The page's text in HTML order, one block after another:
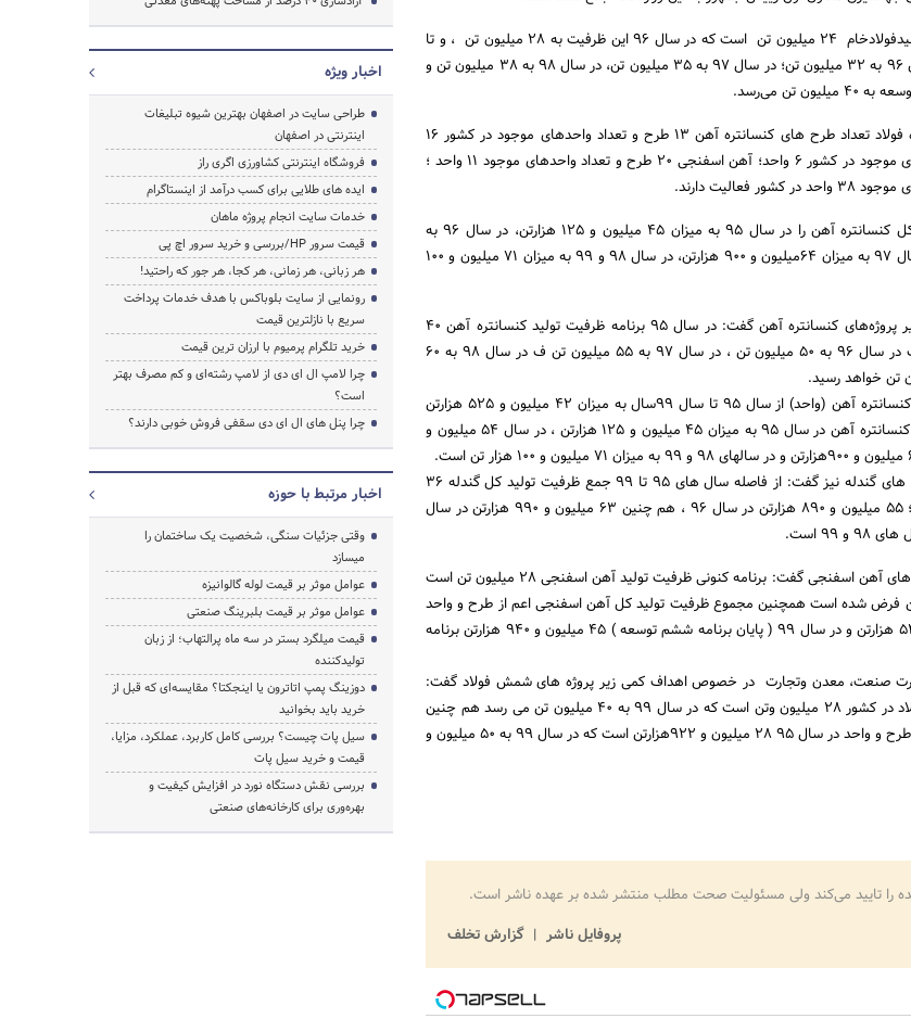
به گفته ایروانی، هم‌اکنون ظرفیت تولیدفولادخام 24 میلیون تن است که در سال 96 این ظرفیت به 28 میلیون تن ، و تا
آخر امسال به 28 میلیون تن؛ در سال 96 به 32 میلیون تن؛ در سال 97 به 35 میلیون تن، در سال 98 به 38 میلیون تن و
وی افزود: هم چنین در بخش زنجیره فولاد تعداد طرح های کنسانتره آهن 13 طرح و تعداد واحدهای موجود در کشور 16
واحد، گندله 18 طرح و تعداد واحدهای موجود در کشور 6 واحد؛ آهن اسفنجی 20 طرح و تعداد واحدهای موجود 11 واحد ؛
ایروانی در ادامه جمع ظرفیت تولید کل کنسانتره آهن را در سال 95 به میزان 45 میلیون و 125 هزارتن، در سال 96 به
میزان 54 میلیون و300 هزارتن، در سال 97 به میزان 64میلیون و 900 هزارتن، در سال 98 و 99 به میزان 71 میلیون و 100
وی در تشریح جزئیات اهداف کمی زیر پروژه‌های کنسانتره آهن گفت: در سال 95 برنامه ظرفیت تولید کنسانتره آهن 40
مییلون تن است که این رقم به ترتیب در سال 96 به 50 میلیون تن ، در سال 97 به 55 میلیون تن ف در سال 98 به 60
وی با اعلام اینکه جمع ظرفیت تولید کنسانتره آهن (واحد) از سال 95 تا سال 99سال به میزان 42 میلیون و 525 هزارتن
است، افزود : جمع ظرفیت تولید کل کنسانتره آهن در سال 95 به میزان 45 میلیون و 125 هزارتن ، در سال 54 میلیون و
ایروانی در بیان اهداف کمی زیر پروژه های گندله نیز گفت: از فاصله سال های 95 تا 99 جمع ظرفیت تولید کل گندله 36
میلیون و 870 هزارتن در سال جاری ؛ 55 میلیون و 890 هزارتن در سال 96 ، هم چنین 63 میلیون و 990 هزارتن در سال
وی در خصوص اهداف کمی زیر پروژه های آهن اسفنجی گفت: برنامه کنونی ظرفیت تولید آهن اسفنجی 28 میلیون تن است
به میزان 48 میلیون تن فرض شده است همچنین مجموع ظرفیت تولید کل آهن اسفنجی اعم از طرح و واحد
در سال 95 به میزان 27 میلیون و 540 هزارتن و در سال 99 ( پایان برنامه ششم توسعه ) 45 میلیون و 940 هزارتن برنامه
صنعت، معدن وتجارت در خصوص اهداف کمی زیر پروژه های شمش فولاد گفت:
برنامه کنونی ظرفیت تولید شمش فولاد در کشور 28 میلیون وتن است که در سال 99 به 40 میلیون تن می رسد هم چنین
جمع کل ظرفیت تولید شمش اعم از طرح و واحد در سال 95 28 میلیون و 922هزارتن است که در سال 99 به 50 میلیون و
را تایید می‌کند ولی مسئولیت صحت مطلب منتشر شده بر عهده ناشر است.
پروفایل ناشر
گزارش تخلف
اخبار ویژه
طراحی سایت در اصفهان بهترین شیوه تبلیغات
اینترنتی در اصفهان
فروشگاه اینترنتی کشاورزی اگری راز
ایده های طلایی برای کسب درآمد از اینستاگرام
خدمات سایت انجام پروژه ماهان
قیمت سرور HP/بررسی و خرید سرور اچ پی
هر زبانی، هر زمانی، هر کجا، هر جور که راحتید!
رونمایی از سایت بلوباکس با هدف خدمات پرداخت
سریع با نازلترین قیمت
خرید تلگرام پرمیوم با ارزان ترین قیمت
چرا لامپ ال ای دی از لامپ رشته‌ای و کم مصرف بهتر
است؟
چرا پنل های ال ای دی سقفی فروش خوبی دارند؟
اخبار مرتبط با حوزه
وقتی جزئیات سنگی، شخصیت یک ساختمان را
میسازد
عوامل موثر بر قیمت لوله گالوانیزه
عوامل موثر بر قیمت بلبرینگ صنعتی
قیمت میلگرد بستر در سه ماه پرالتهاب؛ از زبان
تولیدکننده
دوزینگ پمپ اتاترون یا اینجکتا؟ مقایسه‌ای که قبل از
خرید باید بخوانید
سیل پات چیست؟ بررسی کامل کاربرد، عملکرد، مزایا،
قیمت و خرید سیل پات
بررسی نقش دستگاه نورد در افزایش کیفیت و
بهره‌وری برای کارخانه‌های صنعتی